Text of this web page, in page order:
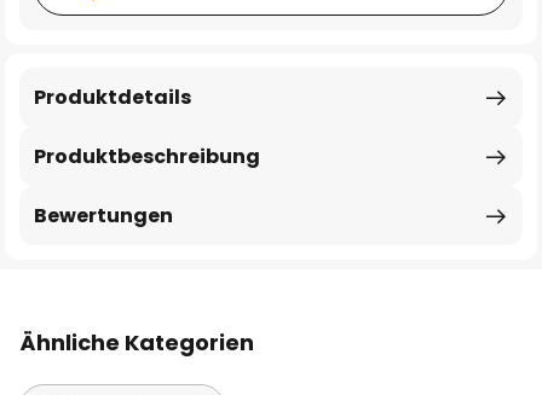
Produktbeschreibung
Produktdetails
Bewertungen
Ähnliche Kategorien